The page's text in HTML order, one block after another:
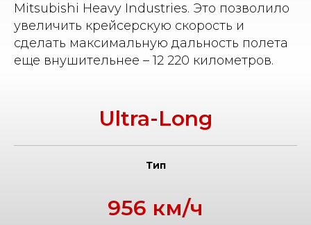
Mitsubishi Heavy Industries. Это позволило
увеличить крейсерскую скорость и
сделать максимальную дальность полета
еще внушительнее – 12 220 километров.
Ultra-Long
Тип
956 км/ч